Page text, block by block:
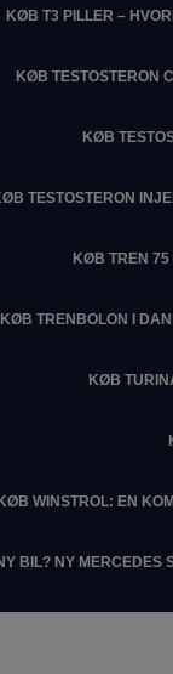
KØB T3 PILLER –
KØB TESTOSTERON
KØB
TESTOSTERON
KØB TREN 75
KØB TRENBOLON I
KØB
WINSTROL: EN
BIL? NY MERCEDES